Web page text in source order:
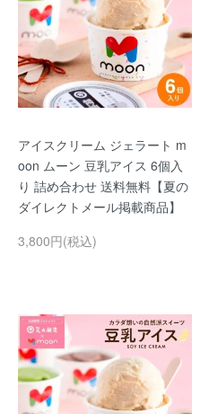
アイスクリーム ジェラート m
oon ムーン 豆乳アイス 6個入
り 詰め合わせ 送料無料【夏の
ダイレクトメール掲載商品】
3,800円(税込)